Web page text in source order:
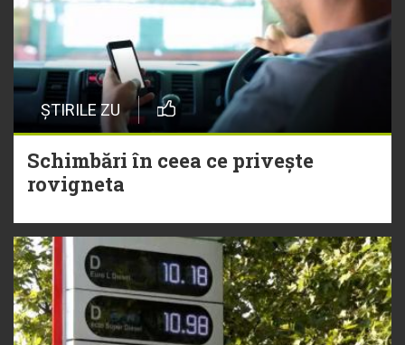
ȘTIRILE ZU
Schimbări în ceea ce privește
rovigneta